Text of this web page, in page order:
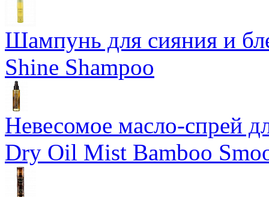
Шампунь для сияния и
Shine Shampoo
Невесомое масло-спрей
Dry Oil Mist Bamboo